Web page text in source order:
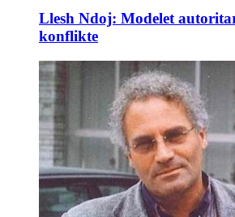
Llesh Ndoj: Modelet
konflikte